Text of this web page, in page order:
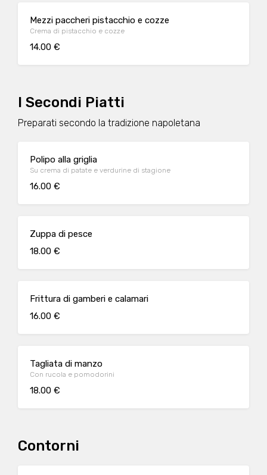
Mezzi paccheri pistacchio e cozze
Crema di pistacchio e cozze
14.00 €
I Secondi Piatti
Preparati secondo la tradizione napoletana
Polipo alla griglia
Su crema di patate e verdurine di stagione
16.00 €
Zuppa di pesce
18.00 €
Frittura di gamberi e calamari
16.00 €
Tagliata di manzo
Con rucola e pomodorini
18.00 €
Contorni